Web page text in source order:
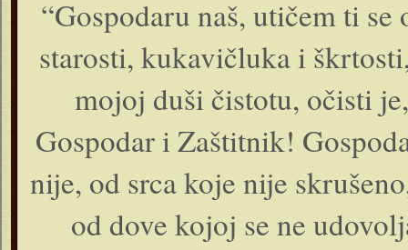
“Gospodaru naš, utičem ti
starosti, kukavičluka i
mojoj duši čistotu, očisti
Gospodar i Zaštitnik!
nije, od srca koje nije
od dove kojoj se ne